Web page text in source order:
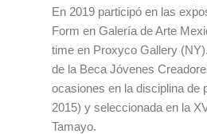
En 2019 participó en las
Form en Galería de Arte
time en Proxyco Gallery
de la Beca Jóvenes
ocasiones en la disciplina de
2015) y seleccionada en la
Tamayo.